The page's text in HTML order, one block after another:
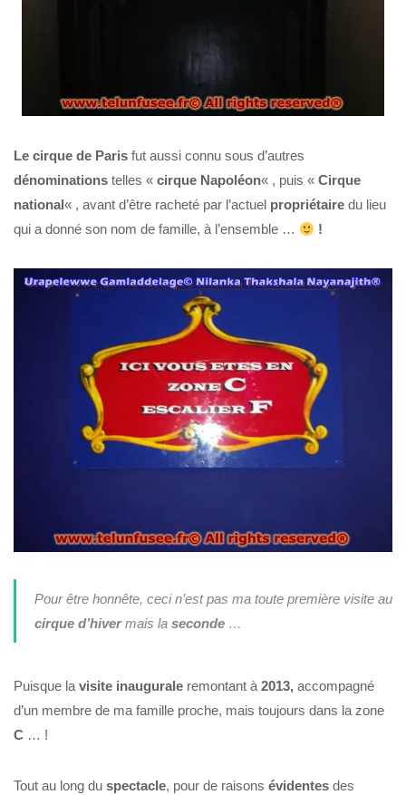
Le cirque de Paris fut aussi connu sous d’autres
dénominations telles « cirque Napoléon« , puis « Cirque
national« , avant d’être racheté par l’actuel propriétaire du lieu
qui a donné son nom de famille, à l’ensemble …
!
Pour être honnête, ceci n’est pas ma toute première visite au
cirque d’hivermais la seconde…
Puisque la visite inaugurale remontant à 2013, accompagné
d’un membre de ma famille proche, mais toujours dans la zone
C … !
Tout au long du spectacle, pour de raisons évidentes des